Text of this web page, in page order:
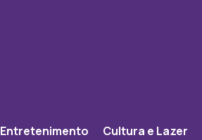
Entretenimento Cultura e Lazer